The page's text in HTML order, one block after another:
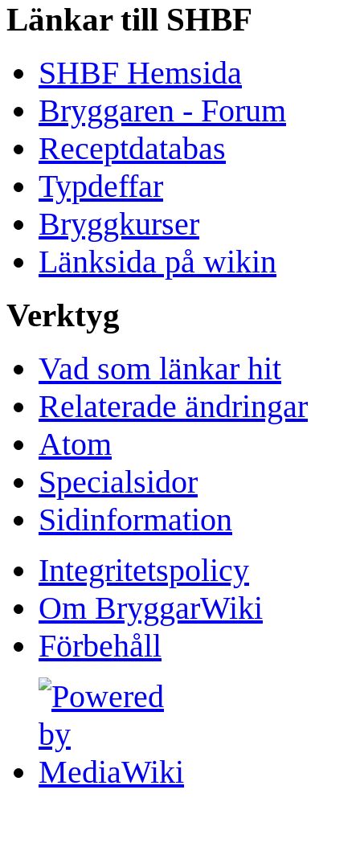
Länkar till SHBF
SHBF Hemsida
Bryggaren - Forum
Receptdatabas
Typdeffar
Bryggkurser
Länksida på wikin
Verktyg
Vad som länkar hit
Relaterade ändringar
Atom
Specialsidor
Sidinformation
Integritetspolicy
Om BryggarWiki
Förbehåll